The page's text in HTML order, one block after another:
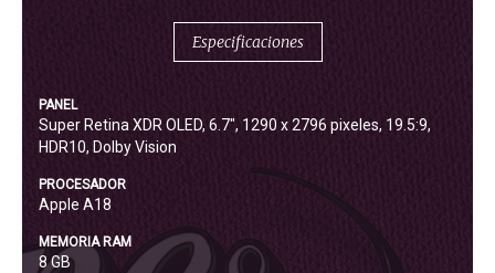
Especificaciones
PANEL
Super Retina XDR OLED, 6.7", 1290 x 2796 pixeles, 19.5:9,
HDR10, Dolby Vision
PROCESADOR
Apple A18
MEMORIA RAM
8 GB